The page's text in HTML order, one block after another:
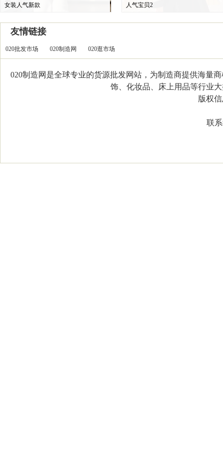
女装人气新款 人气宝贝2
友情链接
020批发市场 020制造网 020逛市场
020制造网是全球专业的货源批发网站，为制造商提供海量
饰、化妆品、床上用品等行业
版权信
联